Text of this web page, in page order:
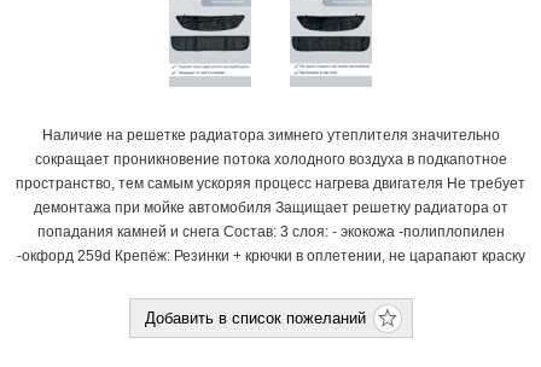
Наличие на решетке радиатора зимнего утеплителя значительно
сокращает проникновение потока холодного воздуха в подкапотное
пространство, тем самым ускоряя процесс нагрева двигателя Не требует
демонтажа при мойке автомобиля Защищает решетку радиатора от
попадания камней и снега Состав: 3 слоя: - экокожа -полиплопилен
-окфорд 259d Крепёж: Резинки + крючки в оплетении, не царапают краску